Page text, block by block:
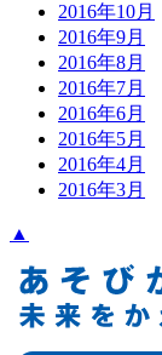
2016年10月
2016年9月
2016年8月
2016年7月
2016年6月
2016年5月
2016年4月
2016年3月
▲